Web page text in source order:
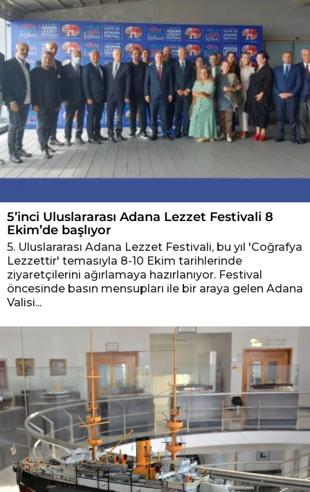
5’inci Uluslararası Adana Lezzet Festivali 8
Ekim’de başlıyor
5. Uluslararası Adana Lezzet Festivali, bu yıl 'Coğrafya
Lezzettir' temasıyla 8-10 Ekim tarihlerinde
ziyaretçilerini ağırlamaya hazırlanıyor. Festival
öncesinde basın mensupları ile bir araya gelen Adana
Valisi...